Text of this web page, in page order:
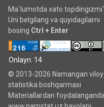
Ma`lumotda xato
Uni belgilang va quyidagilarni
bosing Ctrl + Enter
Onlayn: 14
© 2013-2026 Namangan
statistika boshqarmasi
Materiallardan foydalanganda